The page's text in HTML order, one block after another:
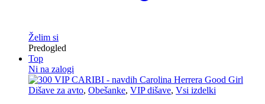
Želim si
Predogled
Top
Ni na zalogi
Dišave za avto, Obešanke, VIP dišave, Vsi izdelki